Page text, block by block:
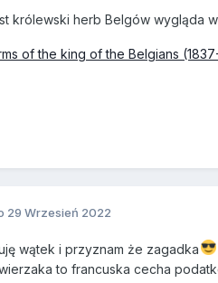
królewski herb Belgów wygląda
29 Wrzesień 2022
wątek i przyznam że zagadka
to francuska cecha